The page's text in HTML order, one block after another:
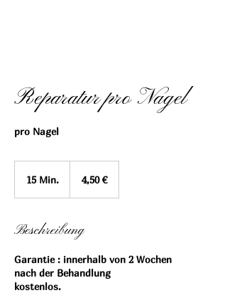
Reparatur pro Nagel
pro Nagel
15 Min.
n
4,50 €
Beschreibung
Garantie : innerhalb von 2 Wochen
nach der Behandlung
kostenlos.